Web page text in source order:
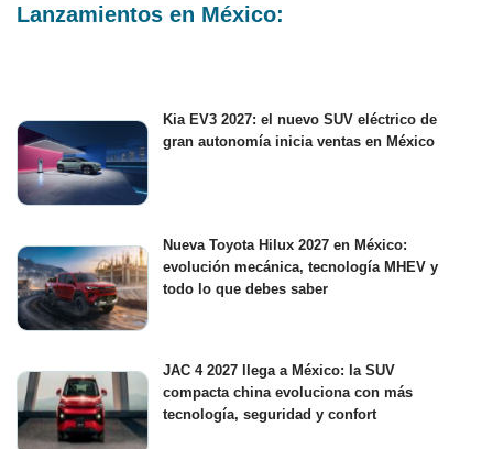
Lanzamientos en México:
Kia EV3 2027: el nuevo SUV eléctrico de
gran autonomía inicia ventas en México
Nueva Toyota Hilux 2027 en México:
evolución mecánica, tecnología MHEV y
todo lo que debes saber
JAC 4 2027 llega a México: la SUV
compacta china evoluciona con más
tecnología, seguridad y confort